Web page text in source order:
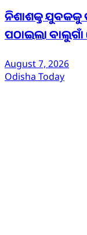
ନିଶାଶକ୍ତ ଯୁବକକୁ
ପଠାଇଲା
August 7, 2026
Odisha Today